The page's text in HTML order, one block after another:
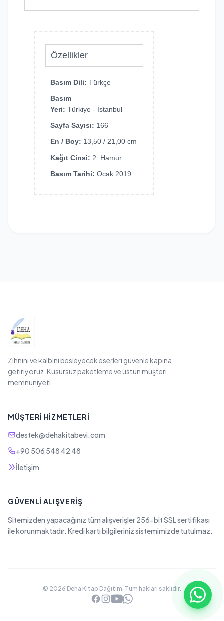
Özellikler
Basım Dili: Türkçe
Basım
Yeri: Türkiye - İstanbul
Sayfa Sayısı: 166
En / Boy: 13,50 / 21,00 cm
Kağıt Cinsi: 2. Hamur
Basım Tarihi: Ocak 2019
Zihnini ve kalbini besleyecek eserleri güvenle kapına
getiriyoruz. Kusursuz paketleme ve üstün müşteri
memnuniyeti.
MÜŞTERI HIZMETLERI
destek@dehakitabevi.com
+90 506 548 42 48
İletişim
GÜVENLI ALIŞVERIŞ
Sitemizden yapacağınız tüm alışverişler 256-bit SSL sertifikası
ile korunmaktadır. Kredi kartı bilgileriniz sistemimizde tutulmaz.
© 2026 Deha Kitap Dağıtım. Tüm hakları saklıdır.